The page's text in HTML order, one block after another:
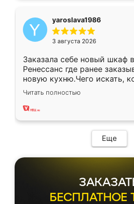
yaroslava1986
3 августа 2026
Заказала себе новый шкаф
Ренессанс где ранее
новую кухню.Чего искать,
вполне довольна. Служит
два года, нареканий нет.
Читать полностью
Еще
БЕСПЛАТНОЕ